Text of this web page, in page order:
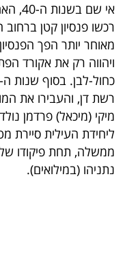
מינויים
רייטינג
רכב
בריאות
תרבות
ופנאי
אי שם
רכשו פנסיון קטן
מאוחר יותר הפך
ויהווה רק את אקורד
רשת דן, והעבירו את
ליחידת העילית
ממשלה, תחת פיקודו של
נתניהו (במילואים).